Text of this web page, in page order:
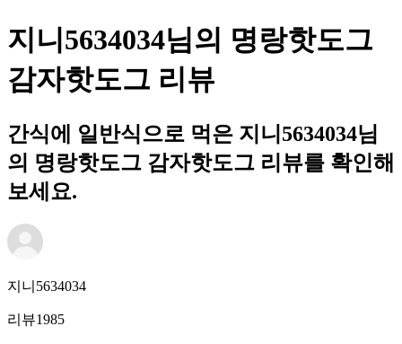
지니5634034님의 명랑핫도그
감자핫도그 리뷰
간식에 일반식으로 먹은 지니5634034님
의 명랑핫도그 감자핫도그 리뷰를 확인해
보세요.
지니5634034
리뷰1985